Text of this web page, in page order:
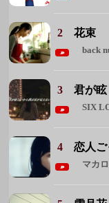
4恋人ご
5雪月花